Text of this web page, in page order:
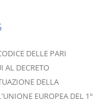
DELLE PARI
AL DECRETO
DELLA
EUROPEA DEL 1°